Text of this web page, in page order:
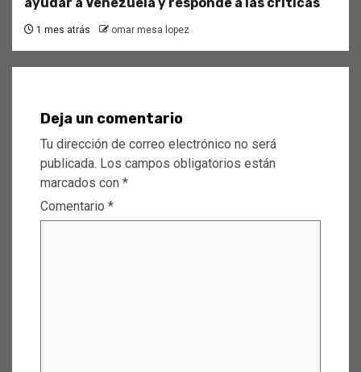
1 mes atrás omar mesa lopez
Deja un comentario
Tu dirección de correo electrónico no será
publicada. Los campos obligatorios están
marcados con *
Comentario *